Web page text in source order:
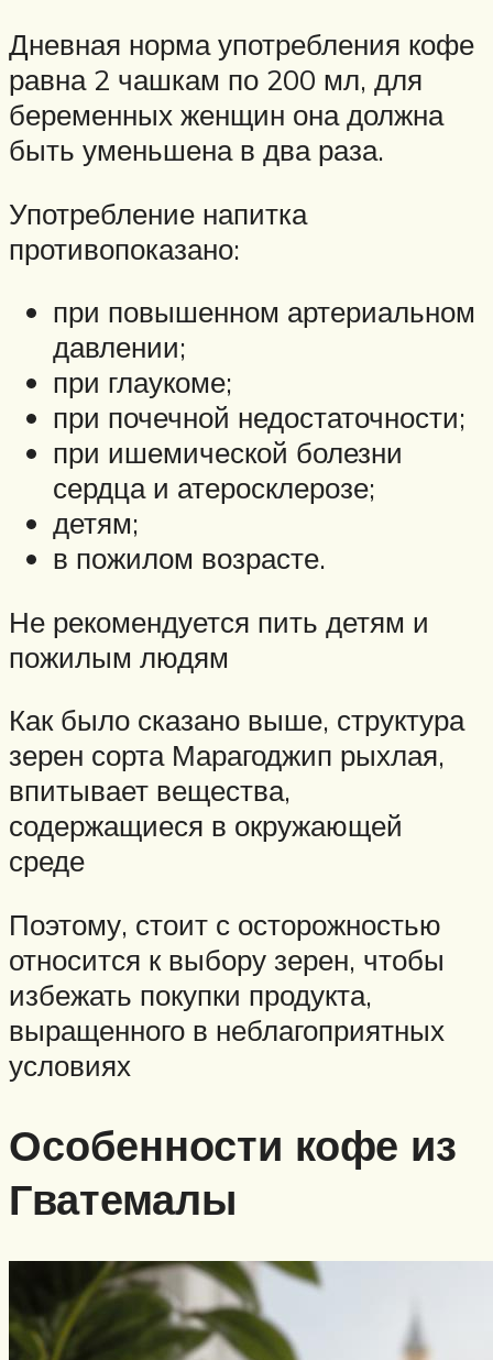
Дневная норма употребления кофе
равна 2 чашкам по 200 мл, для
беременных женщин она должна
быть уменьшена в два раза.
Употребление напитка
противопоказано:
при повышенном артериальном
давлении;
при глаукоме;
при почечной недостаточности;
при ишемической болезни
сердца и атеросклерозе;
детям;
в пожилом возрасте.
Не рекомендуется пить детям и
пожилым людям
Как было сказано выше, структура
зерен сорта Марагоджип рыхлая,
впитывает вещества,
содержащиеся в окружающей
среде
Поэтому, стоит с осторожностью
относится к выбору зерен, чтобы
избежать покупки продукта,
выращенного в неблагоприятных
условиях
Особенности кофе из
Гватемалы